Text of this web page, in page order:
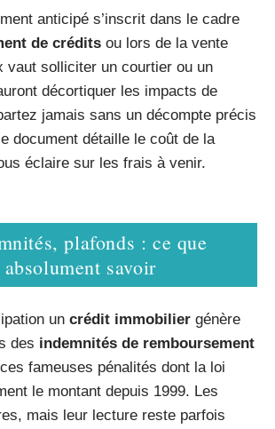
anticipé s’inscrit dans le cadre
de crédits ou lors de la vente
vaut solliciter un courtier ou un
décortiquer les impacts de
jamais sans un décompte précis
document détaille le coût de la
éclaire sur les frais à venir.
plafonds : ce que
savoir
un crédit immobilier génère
des indemnités de remboursement
fameuses pénalités dont la loi
le montant depuis 1999. Les
mais leur lecture reste parfois